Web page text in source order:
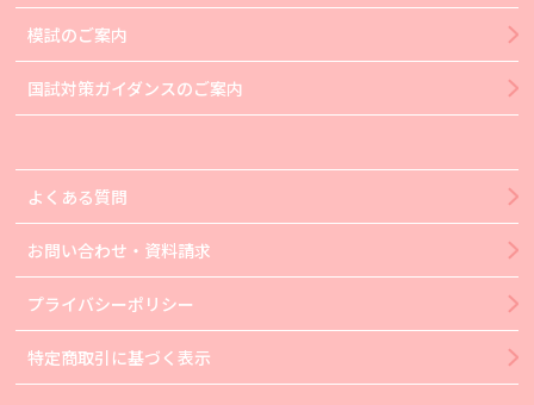
模試のご案内
国試対策ガイダンスのご案内
よくある質問
お問い合わせ・資料請求
プライバシーポリシー
特定商取引に基づく表示